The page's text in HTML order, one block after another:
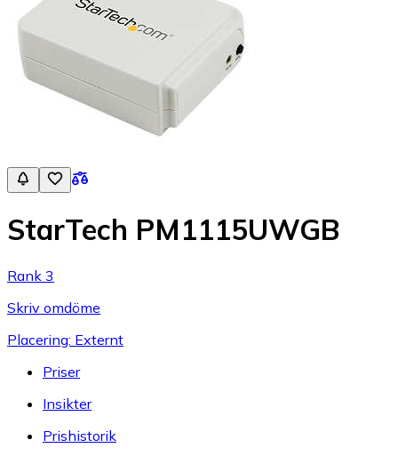
StarTech PM1115UWGB
Rank 3
Skriv omdöme
Placering: Externt
Priser
Insikter
Prishistorik